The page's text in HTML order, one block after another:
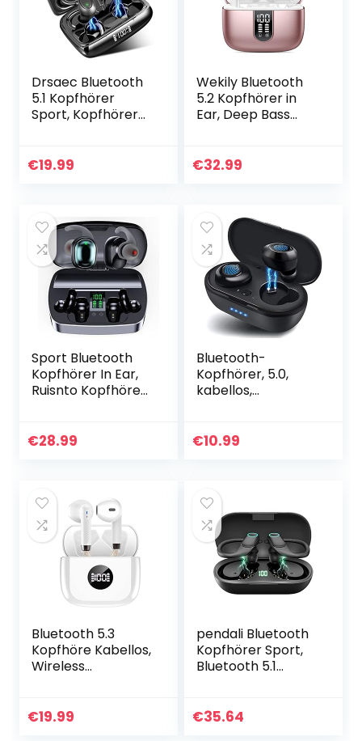
Drsaec Bluetooth
5.1 Kopfhörer
Sport, Kopfhörer
Bluetooth Stereo
€19.99
Wekily Bluetooth
5.2 Kopfhörer in
Ear, Deep Bass
Kabellos, 40 Std
€32.99
Sport Bluetooth
Kopfhörer In Ear,
Ruisnto Kopfhörer
Spielzeit LED
€28.99
Bluetooth-
Kopfhörer, 5.0,
kabellos,
IPX5, wasserdicht,
€10.99
Bluetooth 5.3
Kopfhöre Kabellos,
Wireless
Integriertem Mic,
€19.99
pendali Bluetooth
Kopfhörer Sport,
Bluetooth 5.1
Wasserdicht HiFi
€35.64